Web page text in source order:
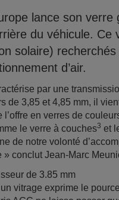
lance son
du véhicule. Ce
solaire)
d’air.
par une
de 3,85 et 4,85 mm, il
l’offre en verres de
le verre à couches3 et
de notre volonté
conclut Jean-Marc
de 3.85 mm
vitrage exprime le